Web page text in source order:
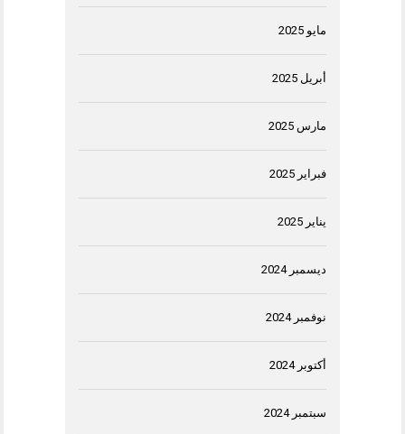
مايو 2025
أبريل 2025
مارس 2025
فبراير 2025
يناير 2025
ديسمبر 2024
نوفمبر 2024
أكتوبر 2024
سبتمبر 2024